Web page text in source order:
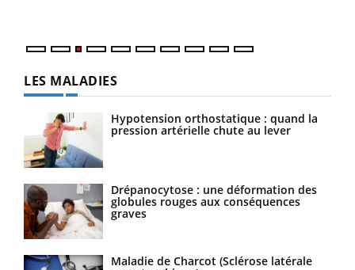
LES MALADIES
Hypotension orthostatique : quand la
pression artérielle chute au lever
Drépanocytose : une déformation des
globules rouges aux conséquences
graves
Maladie de Charcot (Sclérose latérale